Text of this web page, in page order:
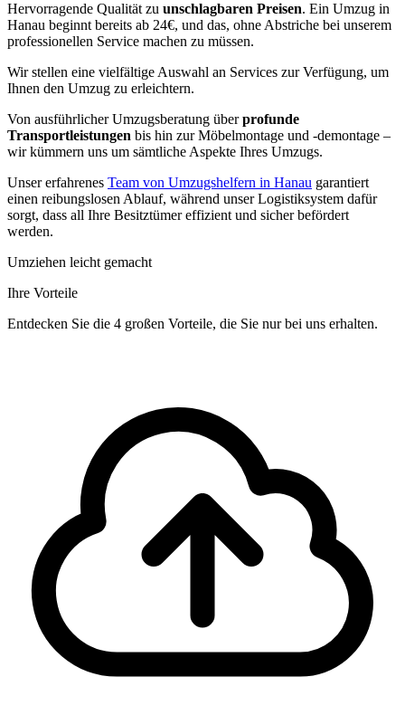
Hervorragende Qualität zu unschlagbaren Preisen. Ein Umzug in
Hanau beginnt bereits ab 24€, und das, ohne Abstriche bei unserem
professionellen Service machen zu müssen.
Wir stellen eine vielfältige Auswahl an Services zur Verfügung, um
Ihnen den Umzug zu erleichtern.
Von ausführlicher Umzugsberatung überprofunde
Transportleistungen bis hin zur Möbelmontage und -demontage –
wir kümmern uns um sämtliche Aspekte Ihres Umzugs.
Unser erfahrenes Team von Umzugshelfern in Hanau garantiert
einen reibungslosen Ablauf, während unser Logistiksystem dafür
sorgt, dass all Ihre Besitztümer effizient und sicher befördert
werden.
Umziehen leicht gemacht
Ihre Vorteile
Entdecken Sie die 4 großen Vorteile, die Sie nur bei uns erhalten.